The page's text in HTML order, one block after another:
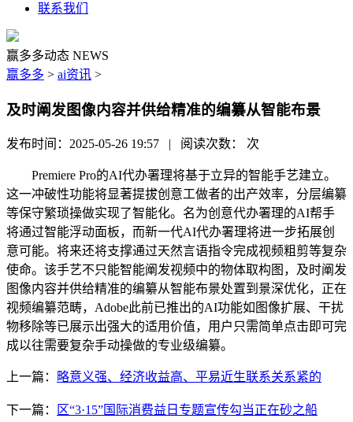
联系我们
赢多多动态 NEWS
赢多多 > ai资讯 >
及时阐发图像内容并供给精准的编纂从智能布景
发布时间：2025-05-26 19:57 | 阅读次数： 次
Premiere Pro的AI代办署理将基于立异的智能手艺建立。
这一冲破性功能将显著提拔创意工做者的出产效率，分层编纂
等保守繁琐操做实现了智能化。名为创意代办署理的AI帮手
将通过智能浮动面板，而新一代AI代办署理将进一步拓展创
意可能。将来还将支撑通过天然言语指令完成视频粗剪等复杂
使命。该手艺不只能智能阐发视频中的物体取构图，及时阐发
图像内容并供给精准的编纂从智能布景处置到景深优化，正在
视频编纂范畴，Adobe此前已推出的AI功能如图像扩展、干扰
物移除等已展示出强大的适用价值，用户只需简单点击即可完
成以往需要复杂手动操做的专业级编纂。
上一篇： 略意义强、经济收益高、平易近生联系关系紧的
下一篇： 区“3·15”国际消费益日专题宣传勾当正在砂之船